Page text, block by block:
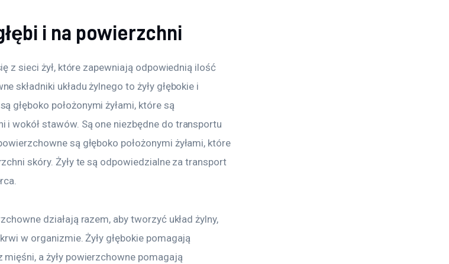
i na powierzchni
z sieci żył, które zapewniają odpowiednią ilość
składniki układu żylnego to żyły głębokie i
głęboko położonymi żyłami, które są
i wokół stawów. Są one niezbędne do transportu
są głęboko położonymi żyłami, które
skóry. Żyły te są odpowiedzialne za transport
działają razem, aby tworzyć układ żylny,
w organizmie. Żyły głębokie pomagają
a żyły powierzchowne pomagają